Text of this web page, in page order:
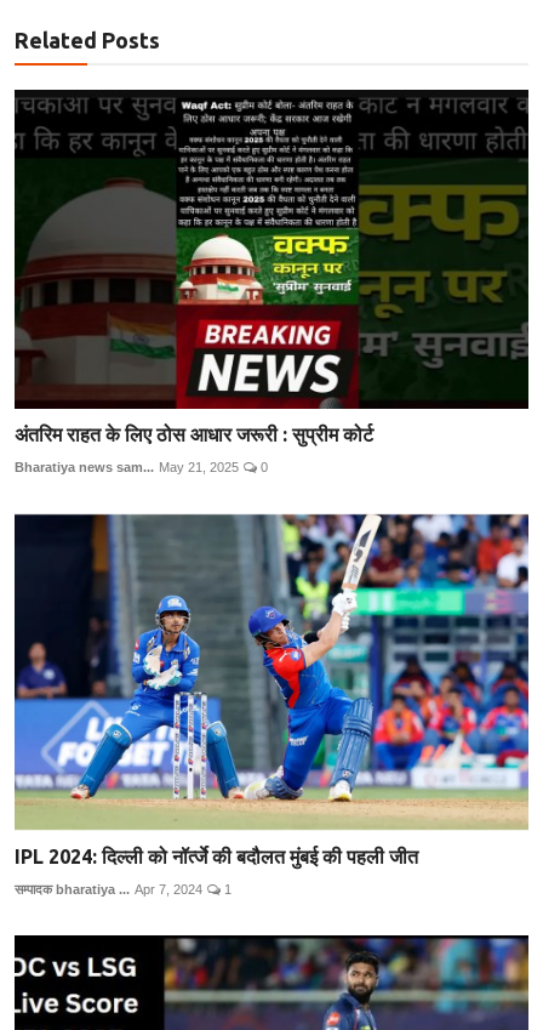
Related Posts
अंतरिम राहत के लिए ठोस आधार जरूरी : सुप्रीम कोर्ट
Bharatiya news sam... May 21, 2025 0
IPL 2024: दिल्ली को नॉर्त्जे की बदौलत मुंबई की पहली जीत
सम्पादक bharatiya ... Apr 7, 2024 1